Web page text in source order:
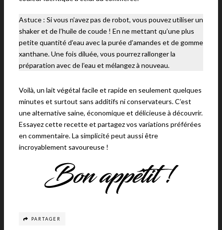
Astuce : Si vous n’avez pas de robot, vous pouvez utiliser un
shaker et de l’huile de coude ! En ne mettant qu’une plus
petite quantité d’eau avec la purée d’amandes et de gomme
xanthane. Une fois diluée, vous pourrez rallonger la
préparation avec de l’eau et mélangez à nouveau.
Voilà, un lait végétal facile et rapide en seulement quelques
minutes et surtout sans additifs ni conservateurs. C’est
une alternative saine, économique et délicieuse à découvrir.
Essayez cette recette et partagez vos variations préférées
en commentaire. La simplicité peut aussi être
incroyablement savoureuse !
PARTAGER